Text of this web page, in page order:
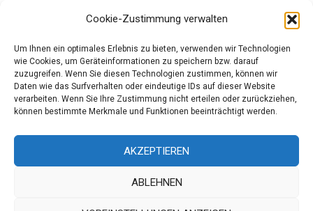
Cookie-Zustimmung verwalten
Um Ihnen ein optimales Erlebnis zu bieten, verwenden wir Technologien
wie Cookies, um Geräteinformationen zu speichern bzw. darauf
zuzugreifen. Wenn Sie diesen Technologien zustimmen, können wir
Daten wie das Surfverhalten oder eindeutige IDs auf dieser Website
verarbeiten. Wenn Sie Ihre Zustimmung nicht erteilen oder zurückziehen,
können bestimmte Merkmale und Funktionen beeinträchtigt werden.
AKZEPTIEREN
ABLEHNEN
Impressum
ÜBER UNS
Die Redaktion
Über modaCYCLE
Instagram